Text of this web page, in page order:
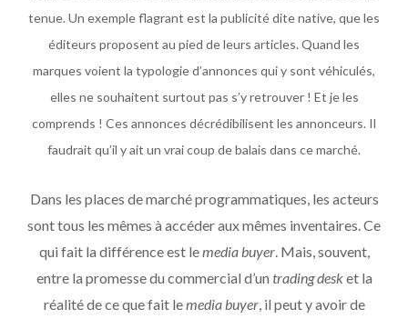
tenue. Un exemple flagrant est la publicité dite native, que les
éditeurs proposent au pied de leurs articles. Quand les
marques voient la typologie d’annonces qui y sont véhiculés,
elles ne souhaitent surtout pas s’y retrouver ! Et je les
comprends ! Ces annonces décrédibilisent les annonceurs. Il
faudrait qu’il y ait un vrai coup de balais dans ce marché.
Dans les places de marché programmatiques, les acteurs
sont tous les mêmes à accéder aux mêmes inventaires. Ce
qui fait la différence est le media buyer. Mais, souvent,
entre la promesse du commercial d’un trading desket la
réalité de ce que fait le media buyer, il peut y avoir de